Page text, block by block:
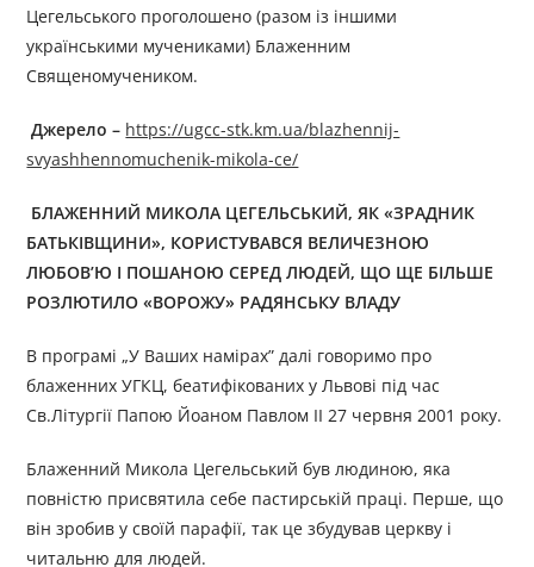
Цегельського проголошено (разом із іншими
українськими мучениками) Блаженним
Священомучеником.
Джерело – https://ugcc-stk.km.ua/blazhennij-
svyashhennomuchenik-mikola-ce/
БЛАЖЕННИЙ МИКОЛА ЦЕГЕЛЬСЬКИЙ, ЯК «ЗРАДНИК
БАТЬКІВЩИНИ», КОРИСТУВАВСЯ ВЕЛИЧЕЗНОЮ
ЛЮБОВ’Ю І ПОШАНОЮ СЕРЕД ЛЮДЕЙ, ЩО ЩЕ БІЛЬШЕ
РОЗЛЮТИЛО «ВОРОЖУ» РАДЯНСЬКУ ВЛАДУ
В програмі „У Ваших намірах” далі говоримо про
блаженних УГКЦ, беатифікованих у Львові під час
Св.Літургії Папою Йоаном Павлом ІІ 27 червня 2001 року.
Блаженний Микола Цегельський був людиною, яка
повністю присвятила себе пастирській праці. Перше, що
він зробив у своїй парафії, так це збудував церкву і
читальню для людей.